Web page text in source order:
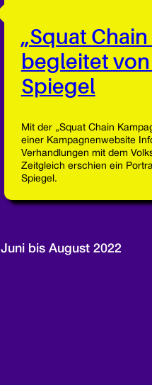
„Squat
begleitet
Spiegel
Mit der „Squat Chain
einer Kampagnenwebsite
Verhandlungen mit dem
Zeitgleich erschien ein
Spiegel.
Juni bis August 2022